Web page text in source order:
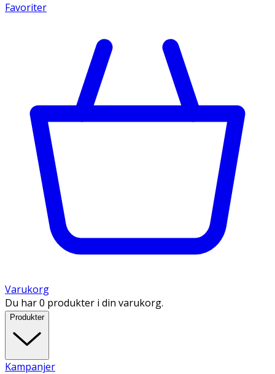
Favoriter
Varukorg
Du har 0 produkter i din varukorg.
Produkter
Kampanjer